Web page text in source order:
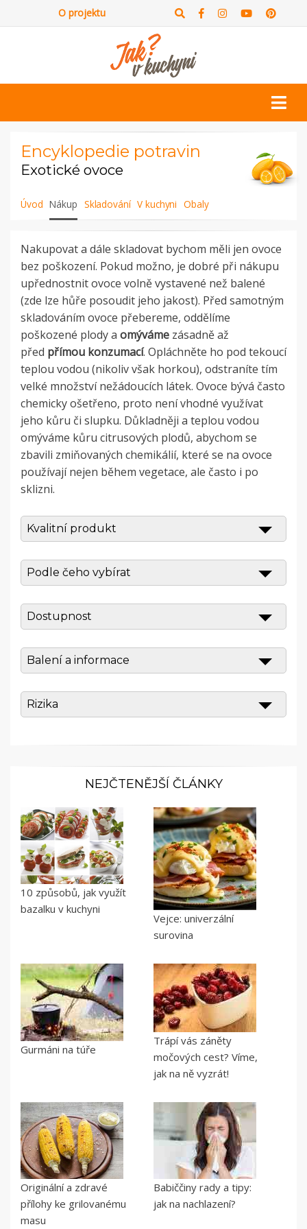
O projektu
Encyklopedie potravin
Exotické ovoce
Úvod Nákup Skladování V kuchyni Obaly
Nakupovat a dále skladovat bychom měli jen ovoce
bez poškození. Pokud možno, je dobré při nákupu
upřednostnit ovoce volně vystavené než balené
(zde lze hůře posoudit jeho jakost). Před samotným
skladováním ovoce přebereme, oddělíme
poškozené plody a omýváme zásadně až
před přímou konzumací. Opláchněte ho pod tekoucí
teplou vodou (nikoliv však horkou), odstraníte tím
velké množství nežádoucích látek. Ovoce bývá často
chemicky ošetřeno, proto není vhodné využívat
jeho kůru či slupku. Důkladněji a teplou vodou
omýváme kůru citrusových plodů, abychom se
zbavili zmiňovaných chemikálií, které se na ovoce
používají nejen během vegetace, ale často i po
sklizni.
Kvalitní produkt
Podle čeho vybírat
Dostupnost
Balení a informace
Rizika
NEJČTENĚJŠÍ ČLÁNKY
10 způsobů, jak využít
bazalku v kuchyni
Vejce: univerzální
surovina
Gurmáni na túře
Trápí vás záněty
močových cest? Víme,
jak na ně vyzrát!
Originální a zdravé
přílohy ke grilovanému
masu
Babiččiny rady a tipy:
jak na nachlazení?